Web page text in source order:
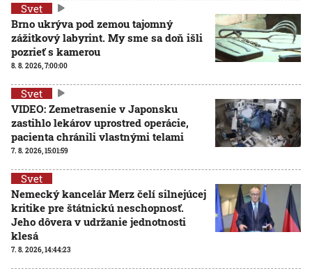
Svet
Brno ukrýva pod zemou tajomný
zážitkový labyrint. My sme sa doň išli
pozrieť s kamerou
8. 8. 2026, 7:00:00
Svet
VIDEO: Zemetrasenie v Japonsku
zastihlo lekárov uprostred operácie,
pacienta chránili vlastnými telami
7. 8. 2026, 15:01:59
Svet
Nemecký kancelár Merz čelí silnejúcej
kritike pre štátnickú neschopnosť.
Jeho dôvera v udržanie jednotnosti
klesá
7. 8. 2026, 14:44:23